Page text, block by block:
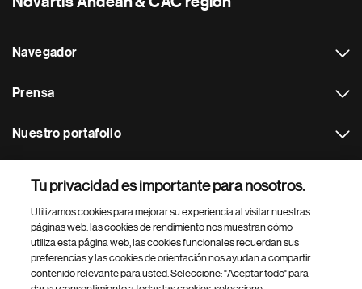
Navegador
Prensa
Nuestro portafolio
Footer Site Search
Tu privacidad es importante para nosotros.
Utilizamos cookies para mejorar su experiencia al visitar nuestras
páginas web: las cookies de rendimiento nos muestran cómo
utiliza esta página web, las cookies funcionales recuerdan sus
preferencias y las cookies de orientación nos ayudan a compartir
contenido relevante para usted. Seleccione: "Aceptar todo" para